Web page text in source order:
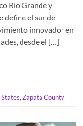
Río Grande y
define el sur de
innovador en
desde el […]
States, Zapata County